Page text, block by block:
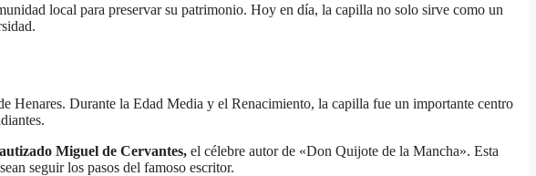
local para preservar su patrimonio. Hoy en día, la capilla no solo sirve como un
Henares. Durante la Edad Media y el Renacimiento, la capilla fue un importante centro
Miguel de Cervantes, el célebre autor de «Don Quijote de la Mancha». Esta
seguir los pasos del famoso escritor.